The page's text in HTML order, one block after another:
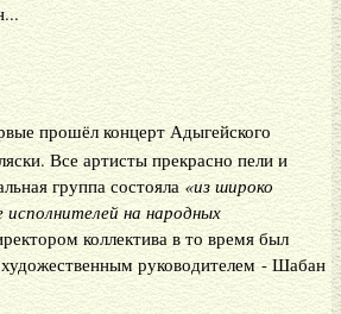
прошёл концерт Адыгейского
Все артисты прекрасно пели и
группа состояла «из широко
исполнителей на народных
коллектива в то время был
руководителем - Шабан